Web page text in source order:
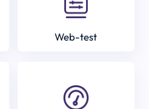
Web-test